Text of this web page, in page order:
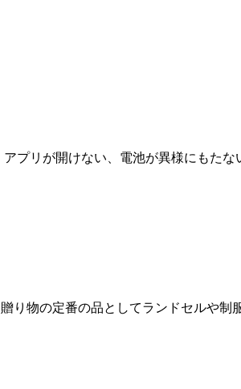
プリが開けない、電池が異様にもたな
り物の定番の品としてランドセルや制